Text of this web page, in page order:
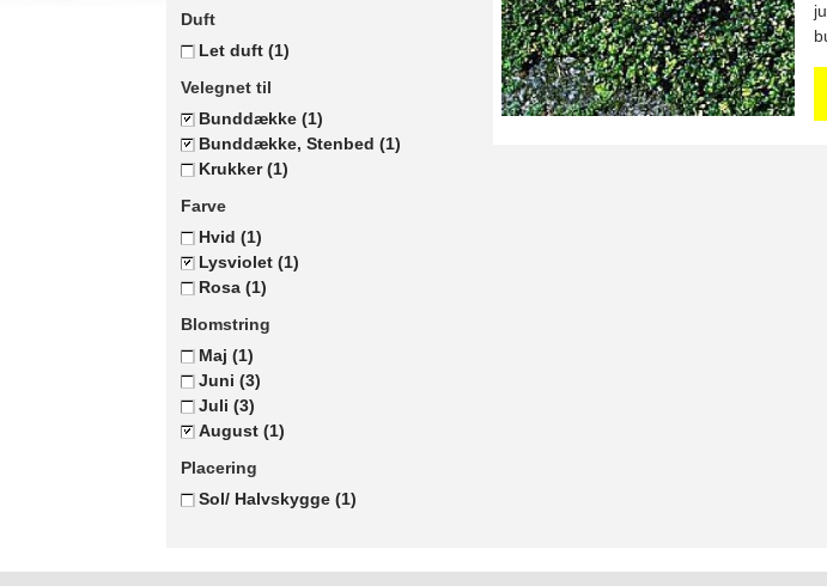
Duft
Let duft (1)
Velegnet til
Bunddække (1)
Bunddække, Stenbed (1)
Krukker(1)
Farve
Hvid (1)
Lysviolet (1)
Rosa (1)
Blomstring
Maj (1)
Juni (3)
Juli (3)
August (1)
Placering
Sol/ Halvskygge (1)